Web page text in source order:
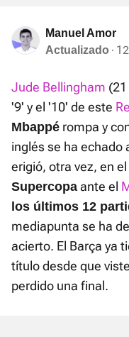
Manuel Amor
Actualizado
Jude Bellingham
'9' y el '10' de este
Mbappé rompa y
inglés se ha echado
erigió, otra vez, en
Supercopa ante el
los últimos 12
mediapunta se ha
acierto. El Barça ya
título desde que
perdido una final.